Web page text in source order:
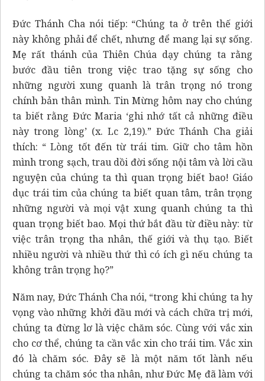
Đức Thánh Cha nói tiếp: “Chúng ta ở trên thế giới
này không phải để chết, nhưng để mang lại sự sống.
Mẹ rất thánh của Thiên Chúa dạy chúng ta rằng
bước đầu tiên trong việc trao tặng sự sống cho
những người xung quanh là trân trọng nó trong
chính bản thân mình. Tin Mừng hôm nay cho chúng
ta biết rằng Đức Maria ‘ghi nhớ tất cả những điều
này trong lòng’ (x. Lc 2,19).” Đức Thánh Cha giải
thích: “ Lòng tốt đến từ trái tim. Giữ cho tâm hồn
mình trong sạch, trau dồi đời sống nội tâm và lời cầu
nguyện của chúng ta thì quan trọng biết bao! Giáo
dục trái tim của chúng ta biết quan tâm, trân trọng
những người và mọi vật xung quanh chúng ta thì
quan trọng biết bao. Mọi thứ bắt đầu từ điều này: từ
việc trân trọng tha nhân, thế giới và thụ tạo. Biết
nhiều người và nhiều thứ thì có ích gì nếu chúng ta
không trân trọng họ?”
Năm nay, Đức Thánh Cha nói, “trong khi chúng ta hy
vọng vào những khởi đầu mới và cách chữa trị mới,
chúng ta đừng lơ là việc chăm sóc. Cùng với vắc xin
cho cơ thể, chúng ta cần vắc xin cho trái tim. Vắc xin
đó là chăm sóc. Đây sẽ là một năm tốt lành nếu
chúng ta chăm sóc tha nhân, như Đức Mẹ đã làm với